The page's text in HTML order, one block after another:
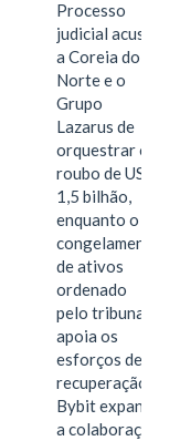
Processo
judicial acusa
a Coreia do
Norte e o
Grupo
Lazarus de
orquestrar o
roubo de US$
1,5 bilhão,
enquanto o
congelamento
de ativos
ordenado
pelo tribunal
apoia os
esforços de
recuperação e
Bybit expande
a colaboração